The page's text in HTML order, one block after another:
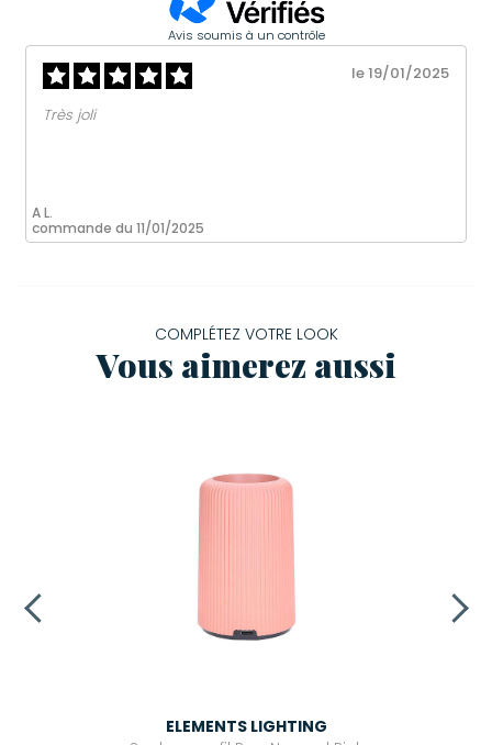
Avis soumis à un contrôle
A L.
commande du 11/01/2025
le 19/01/2025
Très joli
COMPLÉTEZ VOTRE LOOK
Vous aimerez aussi
ELEMENTS LIGHTING